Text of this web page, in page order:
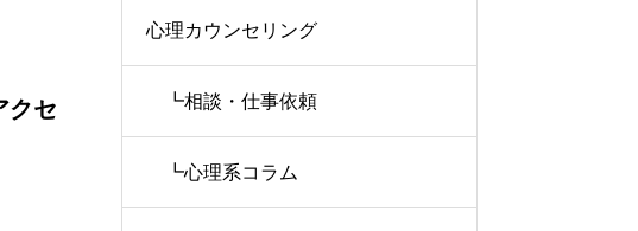
クセ
心理カウンセリング
┗相談・仕事依頼
┗心理系コラム